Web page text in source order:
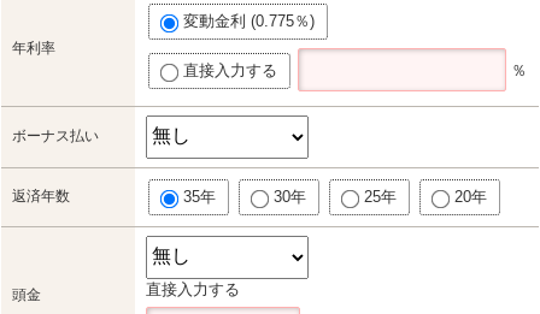
年利率
変動金利 (0.775％)
直接入力する ％
ボーナス払い
返済年数 35年 30年 25年 20年
頭金 直接入力する